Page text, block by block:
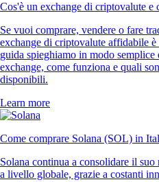
Cos'è un exchange di criptovalute e
Se vuoi comprare, vendere o fare
exchange di criptovalute affidabile è
guida spieghiamo in modo semplice
exchange, come funziona e quali
disponibili.
Learn more
Come comprare Solana (SOL) in
Solana continua a consolidare il
a livello globale, grazie a costanti